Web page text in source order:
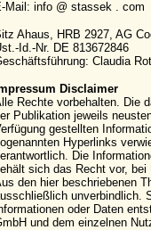
Mail: info @ stassek . com
Ahaus, HRB 2927, AG
Id.-Nr. DE 813672846
Claudia
Disclaimer
Rechte vorbehalten. Die
Publikation jeweils
gestellten
Hyperlinks
Die
sich das Recht vor,
den hier beschriebenen
unverbindlich.
oder Daten
und dem einzelnen